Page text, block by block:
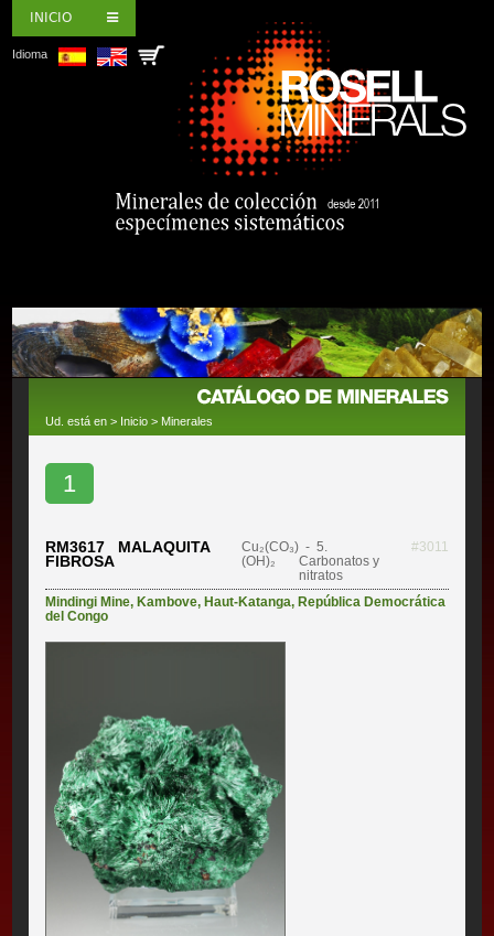
INICIO
Idioma
Ud. está en > Inicio > Minerales
1
RM3617 MALAQUITA
FIBROSA
Cu₂(CO₃)
(OH)₂
- 5.
Carbonatos y
nitratos
#3011
Mindingi Mine, Kambove, Haut-Katanga, República Democrática
del Congo